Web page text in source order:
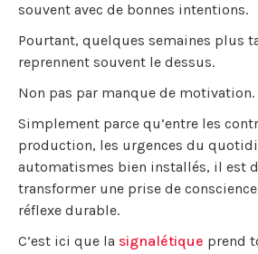
souvent avec de bonnes intentions.
Pourtant, quelques semaines plus
reprennent souvent le dessus.
Non pas par manque de motivation.
Simplement parce qu’entre les
production, les urgences du
automatismes bien installés, il est
transformer une prise de
réflexe durable.
C’est ici que la signalétique prend